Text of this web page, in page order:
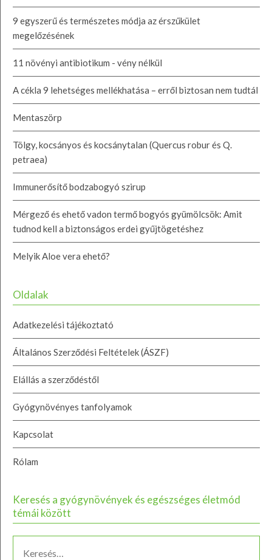
9 egyszerű és természetes módja az érszűkület
megelőzésének
11 növényi antibiotikum - vény nélkül
A cékla 9 lehetséges mellékhatása – erről biztosan nem tudtál
Mentaszörp
Tölgy, kocsányos és kocsánytalan (Quercus robur és Q.
petraea)
Immunerősítő bodzabogyó szirup
Mérgező és ehető vadon termő bogyós gyümölcsök: Amit
tudnod kell a biztonságos erdei gyűjtögetéshez
Melyik Aloe vera ehető?
Oldalak
Adatkezelési tájékoztató
Általános Szerződési Feltételek (ÁSZF)
Elállás a szerződéstől
Gyógynövényes tanfolyamok
Kapcsolat
Rólam
Keresés a gyógynövények és egészséges életmód
témái között